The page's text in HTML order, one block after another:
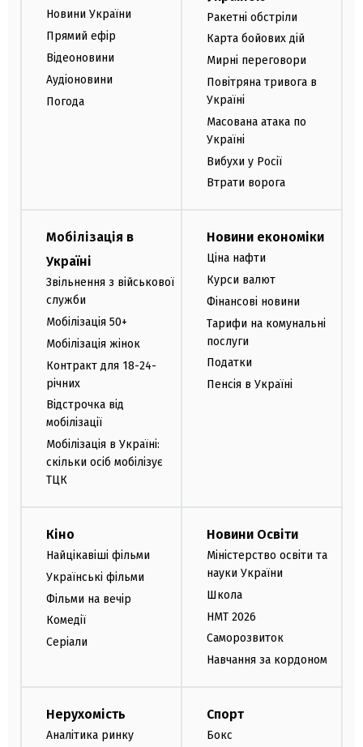
Новини України
Прямий ефір
Відеоновини
Аудіоновини
Погода
Ракетні обстріли
Карта бойових дій
Мирні переговори
Повітряна тривога в
Україні
Масована атака по
Україні
Вибухи у Росії
Втрати ворога
Мобілізація в
Україні
Звільнення з військової
служби
Мобілізація 50+
Мобілізація жінок
Контракт для 18-24-
річних
Відстрочка від
мобілізації
Мобілізація в Україні:
скільки осіб мобілізує
ТЦК
Новини економіки
Ціна нафти
Курси валют
Фінансові новини
Тарифи на комунальні
послуги
Податки
Пенсія в Україні
Кіно
Найцікавіші фільми
Українські фільми
Фільми на вечір
Комедії
Серіали
Новини Освіти
Міністерство освіти та
науки України
Школа
НМТ 2026
Саморозвиток
Навчання за кордоном
Нерухомість
Аналітика ринку
Спорт
Бокс